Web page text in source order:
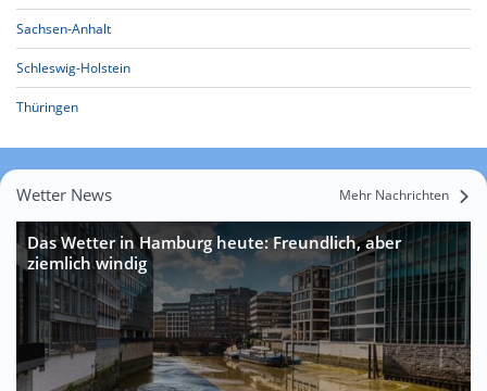
Sachsen-Anhalt
Schleswig-Holstein
Thüringen
Wetter News Mehr Nachrichten
Das Wetter in Hamburg heute: Freundlich, aber
ziemlich windig